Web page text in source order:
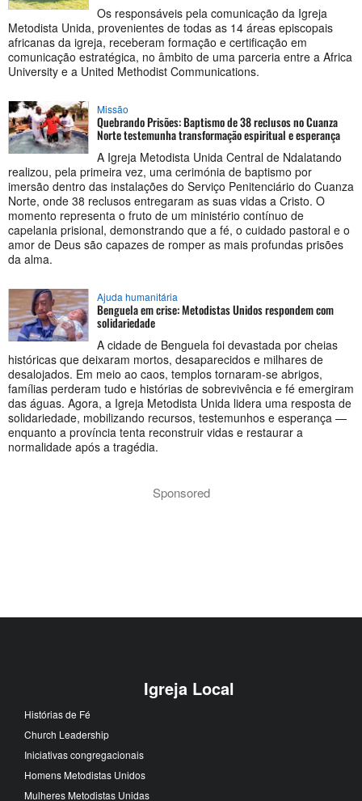
Os responsáveis pela comunicação da Igreja
Metodista Unida, provenientes de todas as 14 áreas episcopais
africanas da igreja, receberam formação e certificação em
comunicação estratégica, no âmbito de uma parceria entre a Africa
University e a United Methodist Communications.
Missão
Quebrando Prisões: Baptismo de 38 reclusos no Cuanza
Norte testemunha transformação espiritual e esperança
A Igreja Metodista Unida Central de Ndalatando
realizou, pela primeira vez, uma cerimónia de baptismo por
imersão dentro das instalações do Serviço Penitenciário do Cuanza
Norte, onde 38 reclusos entregaram as suas vidas a Cristo. O
momento representa o fruto de um ministério contínuo de
capelania prisional, demonstrando que a fé, o cuidado pastoral e o
amor de Deus são capazes de romper as mais profundas prisões
da alma.
Ajuda humanitária
Benguela em crise: Metodistas Unidos respondem com
solidariedade
A cidade de Benguela foi devastada por cheias
históricas que deixaram mortos, desaparecidos e milhares de
desalojados. Em meio ao caos, templos tornaram-se abrigos,
famílias perderam tudo e histórias de sobrevivência e fé emergiram
das águas. Agora, a Igreja Metodista Unida lidera uma resposta de
solidariedade, mobilizando recursos, testemunhos e esperança —
enquanto a província tenta reconstruir vidas e restaurar a
normalidade após a tragédia.
Sponsored
Igreja Local
Histórias de Fé
Church Leadership
Iniciativas congregacionais
Homens Metodistas Unidos
Mulheres Metodistas Unidas